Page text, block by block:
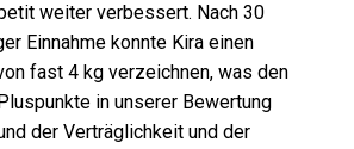
weiter verbessert. Nach 30
Einnahme konnte Kira einen
fast 4 kg verzeichnen, was den
in unserer Bewertung
der Verträglichkeit und der